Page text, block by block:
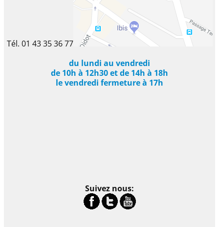
Tél. 01 43 35 36 77
du lundi au vendredi
de 10h à 12h30 et de 14h à 18h
le vendredi fermeture à 17h
Suivez nous: